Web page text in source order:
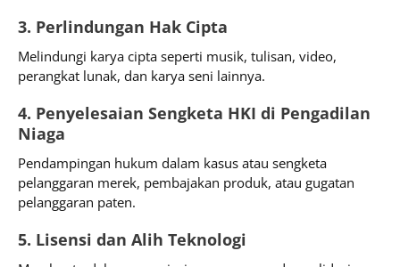
3. Perlindungan Hak Cipta
Melindungi karya cipta seperti musik, tulisan, video,
perangkat lunak, dan karya seni lainnya.
4. Penyelesaian Sengketa HKI di Pengadilan
Niaga
Pendampingan hukum dalam kasus atau sengketa
pelanggaran merek, pembajakan produk, atau gugatan
pelanggaran paten.
5. Lisensi dan Alih Teknologi